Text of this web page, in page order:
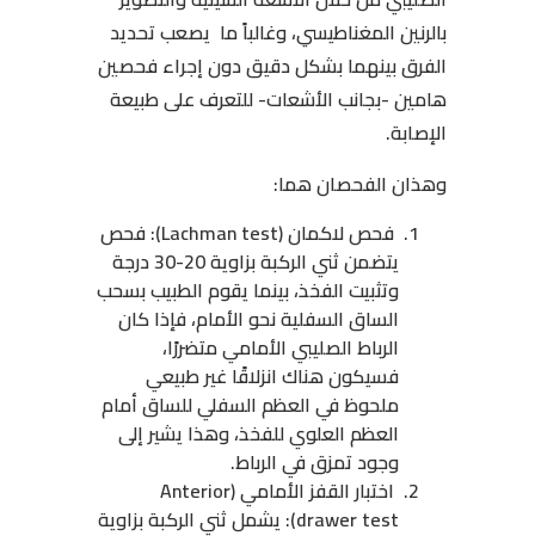
بالرنين المغناطيسي، وغالباً ما يصعب تحديد
الفرق بينهما بشكل دقيق دون إجراء فحصين
هامين -بجانب الأشعات- للتعرف على طبيعة
الإصابة.
وهذان الفحصان هما:
فحص لاكمان (Lachman test): فحص
يتضمن ثني الركبة بزاوية 20-30 درجة
وتثبيت الفخذ، بينما يقوم الطبيب بسحب
الساق السفلية نحو الأمام، فإذا كان
الرباط الصليبي الأمامي متضررًا،
فسيكون هناك انزلاقًا غير طبيعي
ملحوظ في العظم السفلي للساق أمام
العظم العلوي للفخذ، وهذا يشير إلى
وجود تمزق في الرباط.
اختبار القفز الأمامي (Anterior
drawer test): يشمل ثني الركبة بزاوية